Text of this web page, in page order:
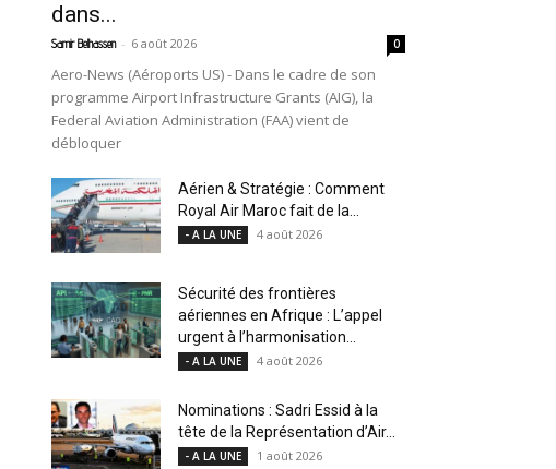
dans...
Samir Belhassen - 6 août 2026 0
Aero-News (Aéroports US) - Dans le cadre de son
programme Airport Infrastructure Grants (AIG), la
Federal Aviation Administration (FAA) vient de
débloquer
Aérien & Stratégie : Comment
Royal Air Maroc fait de la...
- A LA UNE 4 août 2026
Sécurité des frontières
aériennes en Afrique : L’appel
urgent à l’harmonisation...
- A LA UNE 4 août 2026
Nominations : Sadri Essid à la
tête de la Représentation d’Air...
- A LA UNE 1 août 2026